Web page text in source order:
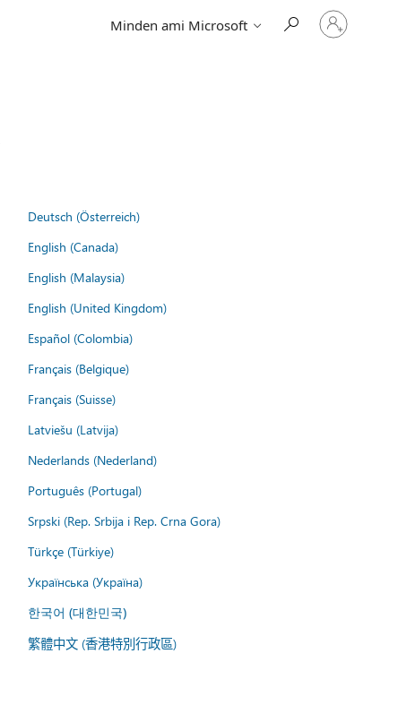
Minden ami Microsoft
Jelentkezzen
be
Deutsch (Österreich)
English (Canada)
English (Malaysia)
English (United Kingdom)
Español (Colombia)
Français (Belgique)
Français (Suisse)
Latviešu (Latvija)
Nederlands (Nederland)
Português (Portugal)
Srpski (Rep. Srbija i Rep. Crna Gora)
Türkçe (Türkiye)
Українська (Україна)
한국어 (대한민국)
繁體中文 (香港特別行政區)